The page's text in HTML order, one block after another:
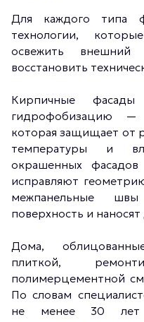
Для каждого типа
технологии,
освежить
восстановить
Кирпичные фасады
гидрофобизацию —
которая защищает от
температуры и
окрашенных
исправляют
межпанельные
поверхность и наносят
Дома,
плиткой,
полимерцементной
По словам
не менее 30 лет